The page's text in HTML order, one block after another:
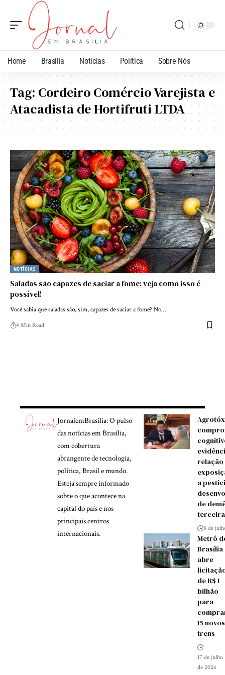
Home Brasilia Notícias Política Sobre Nós
Tag: Cordeiro Comércio Varejista e
Atacadista de Hortifruti LTDA
NOTÍCIAS
Saladas são capazes de saciar a fome: veja como isso é
possível!
Você sabia que saladas são, sim, capazes de saciar a fome? No…
4 Min Read
JornalemBrasília: O pulso
das notícias em Brasília,
com cobertura
abrangente de tecnologia,
política, Brasil e mundo.
Esteja sempre informado
sobre o que acontece na
capital do país e nos
principais centros
internacionais.
a
de
8 de
Metrô
Brasília
abre
de R$ 1
bilhão
para
15 novos
trens
17 de julho
de 2026